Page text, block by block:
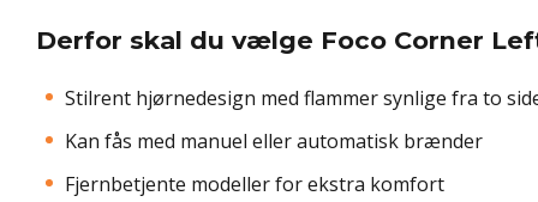
Derfor skal du vælge Foco Corner
Stilrent hjørnedesign med flammer synlige fra to
Kan fås med manuel eller automatisk brænder
Fjernbetjente modeller for ekstra komfort